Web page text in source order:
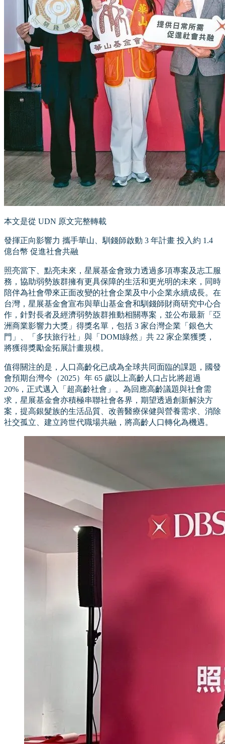
本文是從 UDN 原文完整轉載
發揮正向影響力 攜手華山、馴錢師啟動 3 年計畫 投入約 1.4
億台幣 促進社會共融
照亮當下、點亮未來，星展基金會致力透過多項專案及志工服
務，協助弱勢族群擁有更具保障的生活和更光明的未來，同時
陪伴為社會帶來正面改變的社會企業及中小企業永續成長。在
台灣，星展基金會宣布與華山基金會和馴錢師財商研究中心合
作，針對長者及經濟弱勢族群推動相關專案，並公布最新「亞
洲商業影響力大獎」得獎名單，包括 3 家台灣企業「銀色大
門」、「多扶旅行社」與「DOMI綠然」共 22 家企業獲獎，
將獲得獎勵金拓展計畫規模。
值得關注的是，人口高齡化已成為全球共同面臨的課題，國發
會預期台灣今（2025）年 65 歲以上高齡人口占比將超過
20%，正式邁入「超高齡社會」。為回應高齡議題與社會需
求，星展基金會亦積極串聯社會各界，期望透過創新解決方
案，提高銀髮族的生活品質、改善醫療保健與營養需求、消除
社交孤立、建立跨世代職場共融，將高齡人口轉化為機遇。